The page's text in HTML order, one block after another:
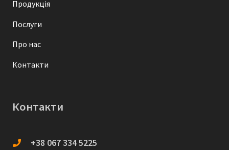
Продукція
Послуги
Про нас
Контакти
Контакти
+38 067 334 5225